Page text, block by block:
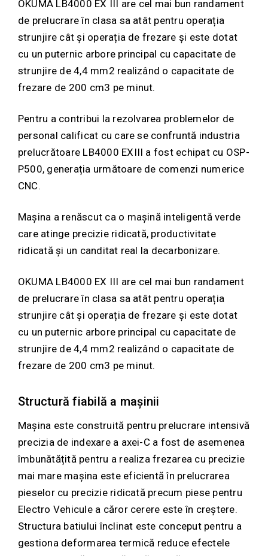
OKUMA LB4000 EX III are cel mai bun randament
de prelucrare în clasa sa atât pentru operația
strunjire cât și operația de frezare și este dotat
cu un puternic arbore principal cu capacitate de
strunjire de 4,4 mm2 realizând o capacitate de
frezare de 200 cm3 pe minut.
Pentru a contribui la rezolvarea problemelor de
personal calificat cu care se confruntă industria
prelucrătoare LB4000 EXIII a fost echipat cu OSP-
P500, generația următoare de comenzi numerice
CNC.
Mașina a renăscut ca o mașină inteligentă verde
care atinge precizie ridicată, productivitate
ridicată și un canditat real la decarbonizare.
OKUMA LB4000 EX III are cel mai bun randament
de prelucrare în clasa sa atât pentru operația
strunjire cât și operația de frezare și este dotat
cu un puternic arbore principal cu capacitate de
strunjire de 4,4 mm2 realizând o capacitate de
frezare de 200 cm3 pe minut.
Structură fiabilă a mașinii
Mașina este construită pentru prelucrare intensivă
precizia de indexare a axei-C a fost de asemenea
îmbunătățită pentru a realiza frezarea cu precizie
mai mare mașina este eficientă în prelucrarea
pieselor cu precizie ridicată precum piese pentru
Electro Vehicule a căror cerere este în creștere.
Structura batiului înclinat este conceput pentru a
gestiona deformarea termică reduce efectele